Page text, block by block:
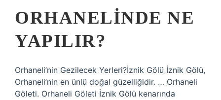
ORHANELINDE NE
YAPILIR?
Orhaneli’nin Gezilecek Yerleri?İznik Gölü İznik Gölü,
Orhaneli’nin en ünlü doğal güzelliğidir. … Orhaneli
Göleti. Orhaneli Göleti İznik Gölü kenarında